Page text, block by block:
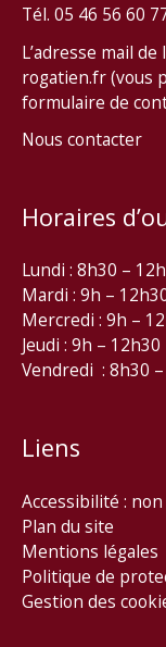
Tél. 05 46 56 60
L’adresse mail
rogatien.fr (vous
formulaire de
Nous contacter
Horaires
Lundi : 8h30 –
Mardi : 9h –
Mercredi : 9h –
Jeudi : 9h – 12h30
Vendredi : 8h30
Liens
Accessibilité :
Plan du site
Mentions légales
Politique de
Gestion des